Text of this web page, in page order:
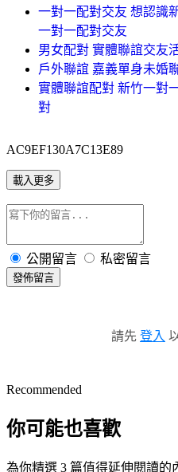
一對一配對交友 想認識
一對一配對交友
男女配對 實體聯誼交友
戶外聯誼 嘉義單身未婚
實體聯誼配對 新竹一對
對
AC9EF130A7C13E89
載入更多
公開留言 私密留言
發佈留言
請先 登入
Recommended
你可能也喜歡
為你精選 3 篇值得延伸閱讀的